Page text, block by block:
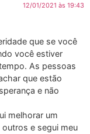
12/01/2021 às 19:43
que se você
você estiver
As pessoas
que estão
e não
melhorar um
e segui meu